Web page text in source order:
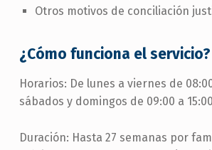
Otros motivos de conciliación
¿Cómo funciona el servicio?
Horarios: De lunes a viernes de
sábados y domingos de 09:00 a
Duración: Hasta 27 semanas por